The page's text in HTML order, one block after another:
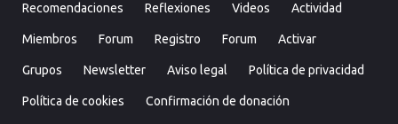
Recomendaciones Reflexiones Videos Actividad
Miembros Forum Registro Forum Activar
Grupos Newsletter Aviso legal Política de privacidad
Política de cookies Confirmación de donación